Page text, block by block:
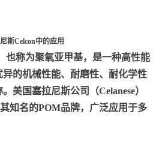
斯Celcon中的应用
也称为聚氧亚甲基，是一种高性能
异的机械性能、耐磨性、耐化学性
美国塞拉尼斯公司（Celanese）
知名的POM品牌，广泛应用于多